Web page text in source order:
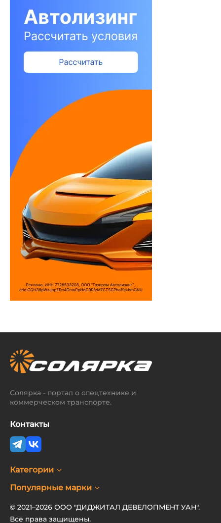
Солярка - портал о спецтехнике и
коммерческом транспорте.
Контакты
Категории
Популярные марки
© 2021–2026 ООО "ДИДЖИТАЛ ДЕВЕЛОПМЕНТ УАН".
Все права защищены.